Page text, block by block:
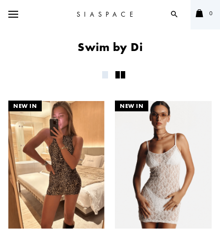
SIASPACE search 0
Swim by Di